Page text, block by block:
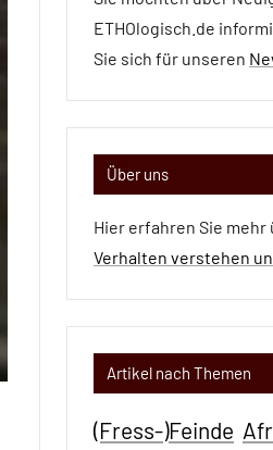
ETHOlogisch.de
Sie sich für unseren
Über uns
Hier erfahren Sie mehr
Verhalten verstehen
Artikel nach Themen
(Fress-)Feinde